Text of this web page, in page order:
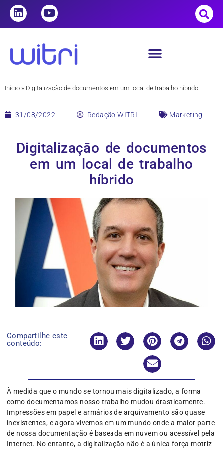
Início » Digitalização de documentos em um local de trabalho híbrido
31/08/2022 Redação WITRI Marketing
Digitalização de documentos
em um local de trabalho
híbrido
Compartilhe este
conteúdo:
À medida que o mundo se tornou mais digitalizado, a forma
como documentamos nosso trabalho mudou drasticamente.
Impressões em papel e armários de arquivamento são quase
inexistentes, e agora vivemos em um mundo onde a maior parte
de nossa documentação é baseada em nuvem ou acessível pela
Internet. No entanto, a digitalização não é a única força motriz